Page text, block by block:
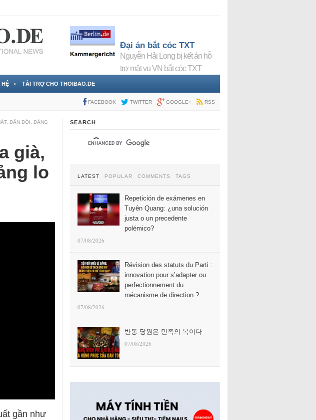
Đại án bắt cóc TXT
Nguyễn Hải Long bị kết án hỗ
trợ mật vụ VN bắt cóc TXT
HỆ TÀI TRỢ CHO THOIBAO.DE
FACEBOOK TWITTER GOOGLE+ RSS
DÂN ĐÓI, ĐẢNG
già,
lo
gần như
SEARCH
LATEST POPULAR COMMENTS TAGS
Repetición de exámenes en
Tuyên Quang: ¿una solución
justa o un precedente
polémico?
07/08/2026
Révision des statuts du Parti :
innovation pour s’adapter ou
perfectionnement du
mécanisme de direction ?
07/08/2026
반동 당원은 민족의 복이다
07/08/2026